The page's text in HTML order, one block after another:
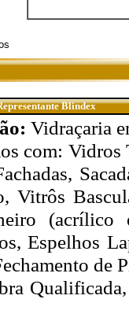
Blindex
Vidraçaria
com: Vidros
Vitrôs
(acrílico
Espelhos
de